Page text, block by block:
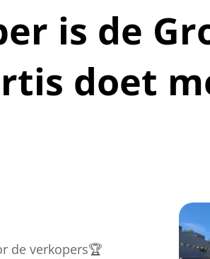
is de
doet
de verkopers🏆